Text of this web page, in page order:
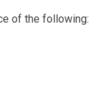
of the following: